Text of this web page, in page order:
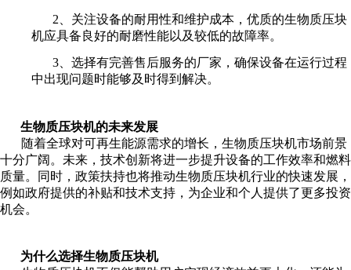
2、关注设备的耐用性和维护成本，优质的生物质压块
机应具备良好的耐磨性能以及较低的故障率。
3、选择有完善售后服务的厂家，确保设备在运行过程
中出现问题时能够及时得到解决。
生物质压块机的未来发展
随着全球对可再生能源需求的增长，生物质压块机市场前景
十分广阔。未来，技术创新将进一步提升设备的工作效率和燃料
质量。
同时，政策扶持也将推动生物质压块机行业的快速发展，
例如政府提供的补贴和技术支持，为企业和个人提供了更多投资
机会。
为什么选择生物质压块机